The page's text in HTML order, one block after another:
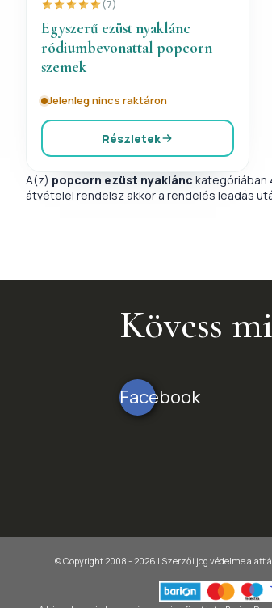
(7)
Egyszerű ezüst nyaklánc
ródiumbevonattal popcorn
szemek
Jelenleg nincs raktáron
Részletek
A(z) popcorn ezüst nyaklánc kategóriában
átvételel rendelsz akkor a rendelés leadás
Kövess
Facebook
© Copyright 2008 - 2026 | Szerzői jog védelme alatt